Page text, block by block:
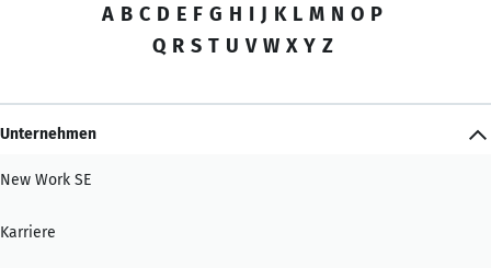
A B C D E F G H I J K L M N O P
Q R S T U V W X Y Z
Unternehmen
New Work SE
Karriere